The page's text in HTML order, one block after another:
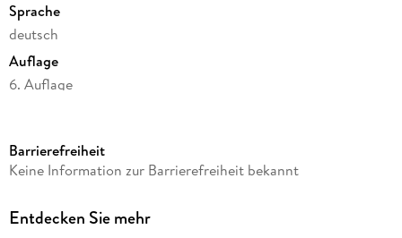
Sprache
deutsch
Auflage
6. Auflage
Altersempfehlung
Reihe
Barrierefreiheit
Keine Information zur Barrierefreiheit bekannt
Entdecken Sie mehr